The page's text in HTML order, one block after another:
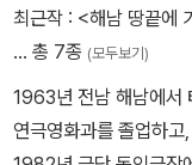
최근작 : <해남 땅끝에
… 총 7종 (모두보기)
1963년 전남 해남에서
연극영화과를 졸업하